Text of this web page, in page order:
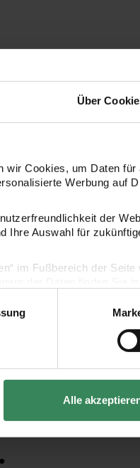
Über
wir Cookies, um Daten für
Werbung auf
der
Ihre Auswahl für
im Fußbereich der Seite
Alle